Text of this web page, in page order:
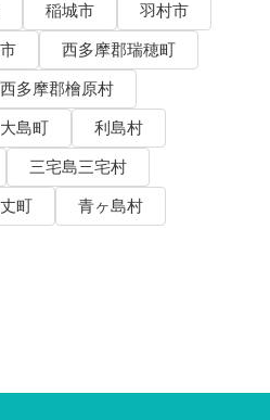
稲城市
羽村市
西多摩郡瑞穂町
西多摩郡檜原村
大島町
利島村
三宅島三宅村
町
青ヶ島村